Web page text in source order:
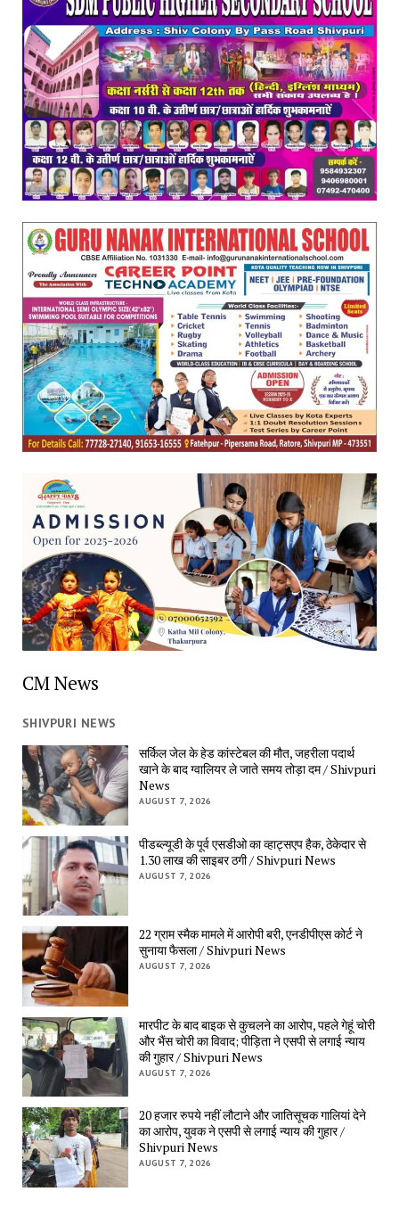
CM News
SHIVPURI NEWS
सर्किल जेल के हेड कांस्टेबल की मौत, जहरीला पदार्थ
खाने के बाद ग्वालियर ले जाते समय तोड़ा दम / Shivpuri
News
AUGUST 7, 2026
पीडब्ल्यूडी के पूर्व एसडीओ का व्हाट्सएप हैक, ठेकेदार से
1.30 लाख की साइबर ठगी / Shivpuri News
AUGUST 7, 2026
22 ग्राम स्मैक मामले में आरोपी बरी, एनडीपीएस कोर्ट ने
सुनाया फैसला / Shivpuri News
AUGUST 7, 2026
मारपीट के बाद बाइक से कुचलने का आरोप, पहले गेहूं चोरी
और भैंस चोरी का विवाद; पीड़िता ने एसपी से लगाई न्याय
की गुहार / Shivpuri News
AUGUST 7, 2026
20 हजार रुपये नहीं लौटाने और जातिसूचक गालियां देने
का आरोप, युवक ने एसपी से लगाई न्याय की गुहार /
Shivpuri News
AUGUST 7, 2026